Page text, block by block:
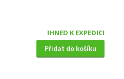
IHNED K EXPEDICI
Přidat do košíku